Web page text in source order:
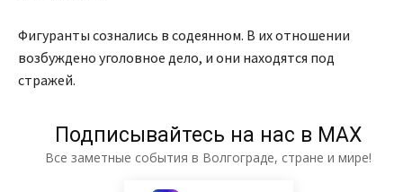
Фигуранты сознались в содеянном. В их отношении
возбуждено уголовное дело, и они находятся под
стражей.
Подписывайтесь на нас в МАХ
Все заметные события в Волгограде, стране и мире!